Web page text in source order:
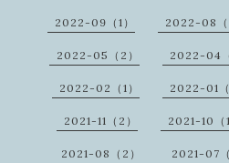
2022-09（1） 2022-08（
2022-05（2） 2022-04（
2022-02（1） 2022-01（
2021-11（2） 2021-10（1
2021-08（2） 2021-07（